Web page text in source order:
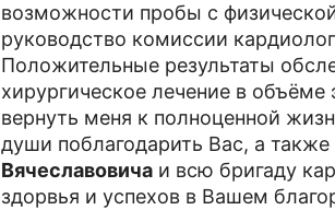
возможности пробы с
руководство комиссии
Положительные результаты
хирургическое лечение в объёме
вернуть меня к полноценной
души поблагодарить Вас, а также
Вячеславовичаи всю бригаду
здорвья и успехов в Вашем